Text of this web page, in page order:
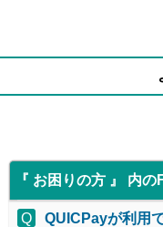
『 お困りの方 』 内の
QUICPayが利用